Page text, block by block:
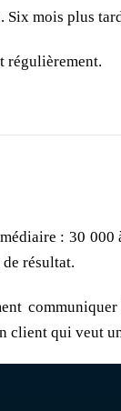
Six mois plus
régulièrement.
: 30
résultat.
client qui veut